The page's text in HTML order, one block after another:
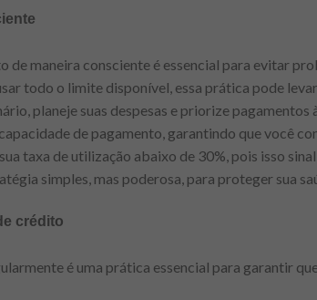
maneira consciente é essencial para evitar
todo o limite disponível, essa prática pode
planeje suas despesas e priorize pagamentos
de pagamento, garantindo que você
taxa de utilização abaixo de 30%, pois isso
simples, mas poderosa, para proteger sua
crédito
é uma prática essencial para garantir